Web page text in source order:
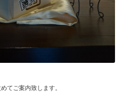
てご案内致します。